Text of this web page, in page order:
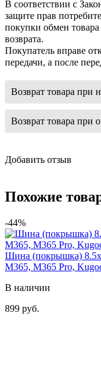
В соответствии с
защите прав
покупки обмен
возврата.
Покупатель вправе
передачи, а после
Возврат товара при
Возврат товара при
Добавить отзыв
Похожие
-44%
Шина (покрышка)
M365, M365 Pro,
В наличии
899 руб.